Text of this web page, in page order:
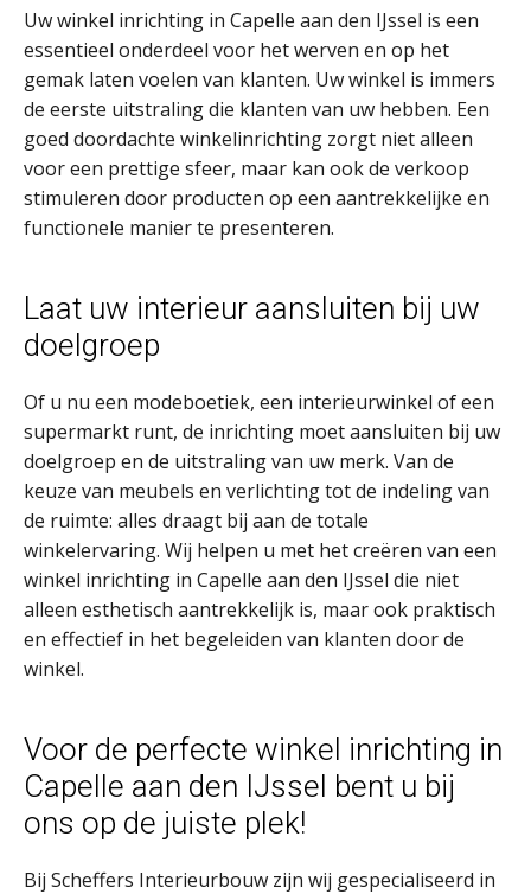
Uw winkel inrichting in Capelle aan den IJssel is een
essentieel onderdeel voor het werven en op het
gemak laten voelen van klanten. Uw winkel is immers
de eerste uitstraling die klanten van uw hebben. Een
goed doordachte winkelinrichting zorgt niet alleen
voor een prettige sfeer, maar kan ook de verkoop
stimuleren door producten op een aantrekkelijke en
functionele manier te presenteren.
Laat uw interieur aansluiten bij uw
doelgroep
Of u nu een modeboetiek, een interieurwinkel of een
supermarkt runt, de inrichting moet aansluiten bij uw
doelgroep en de uitstraling van uw merk. Van de
keuze van meubels en verlichting tot de indeling van
de ruimte: alles draagt bij aan de totale
winkelervaring. Wij helpen u met het creëren van een
winkel inrichting in Capelle aan den IJssel die niet
alleen esthetisch aantrekkelijk is, maar ook praktisch
en effectief in het begeleiden van klanten door de
winkel.
Voor de perfecte winkel inrichting in
Capelle aan den IJssel bent u bij
ons op de juiste plek!
Bij Scheffers Interieurbouw zijn wij gespecialiseerd in